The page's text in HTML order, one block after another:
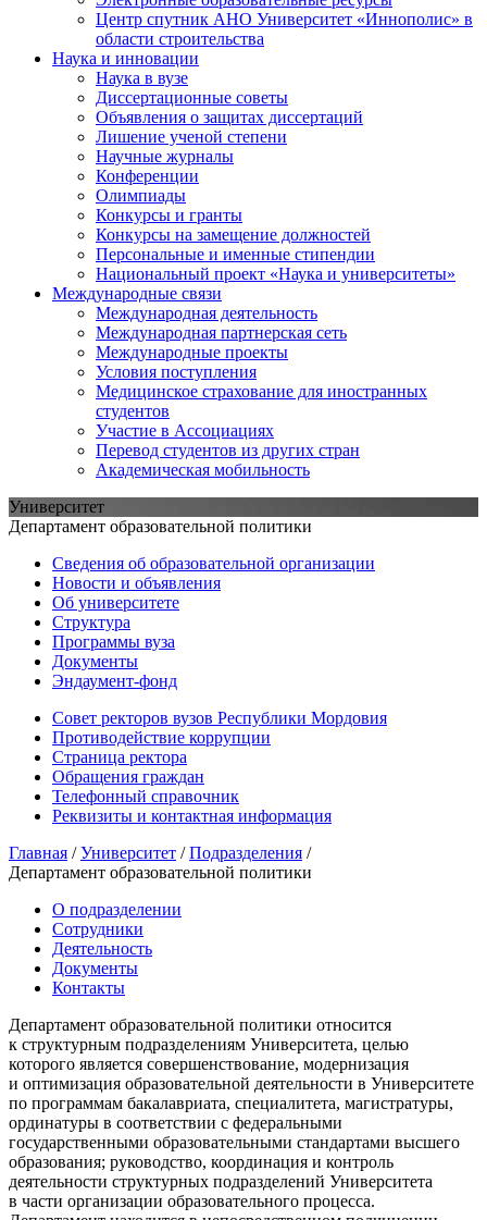
Центр спутник АНО Университет «Иннополис» в
области строительства
Наука и инновации
Наука в вузе
Диссертационные советы
Объявления о защитах диссертаций
Лишение ученой степени
Научные журналы
Конференции
Олимпиады
Конкурсы и гранты
Конкурсы на замещение должностей
Персональные и именные стипендии
Национальный проект «Наука и университеты»
Международные связи
Международная деятельность
Международная партнерская сеть
Международные проекты
Условия поступления
Медицинское страхование для иностранных
студентов
Участие в Ассоциациях
Перевод студентов из других стран
Академическая мобильность
Университет
Департамент образовательной политики
Сведения об образовательной организации
Новости и объявления
Об университете
Структура
Программы вуза
Документы
Эндаумент-фонд
Совет ректоров вузов Республики Мордовия
Противодействие коррупции
Страница ректора
Обращения граждан
Телефонный справочник
Реквизиты и контактная информация
Главная /Университет /Подразделения /
Департамент образовательной политики
О подразделении
Сотрудники
Деятельность
Документы
Контакты
Департамент образовательной политики относится
к структурным подразделениям Университета, целью
которого является совершенствование, модернизация
и оптимизация образовательной деятельности в Университете
по программам бакалавриата, специалитета, магистратуры,
ординатуры в соответствии с федеральными
государственными образовательными стандартами высшего
образования; руководство, координация и контроль
деятельности структурных подразделений Университета
в части организации образовательного процесса.